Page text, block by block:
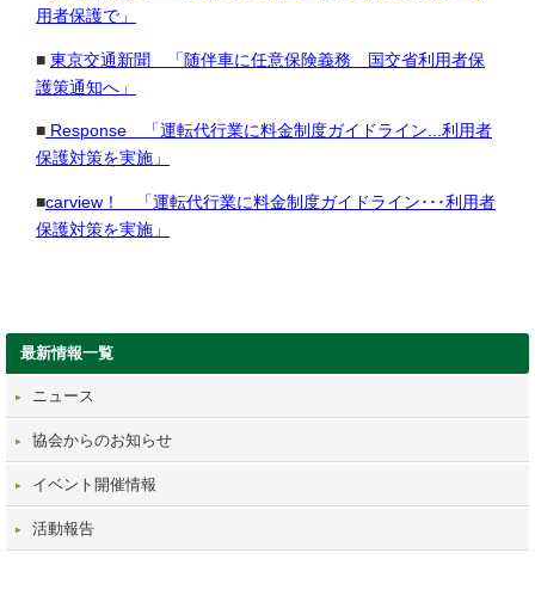
用者保護で」
■ 東京交通新聞 「随伴車に任意保険義務 国交省利用者保
護策通知へ」
■ Response 「運転代行業に料金制度ガイドライン...利用者
保護対策を実施」
■carview！ 「運転代行業に料金制度ガイドライン･･･利用者
保護対策を実施」
最新情報一覧
ニュース
協会からのお知らせ
イベント開催情報
活動報告